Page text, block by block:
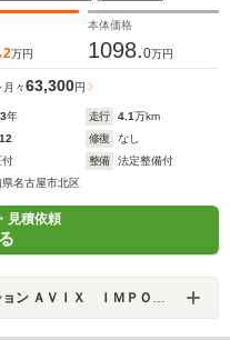
パノラマSR E-アク
ナビ・TV・全周
2万円
本体価格
1098.0万円
月々63,300円
年 走行 4.1万km
修復
なし
付 整備
法定整備付
県名古屋市北区
見積依頼
ＩＸ ＩＭＰＯＲＴ 名古屋北店